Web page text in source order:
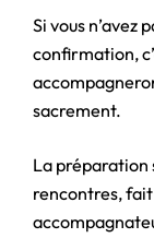
Si vous n’avez
confirmation,
sacrement. ​​​​​​​
La préparation
rencontres,